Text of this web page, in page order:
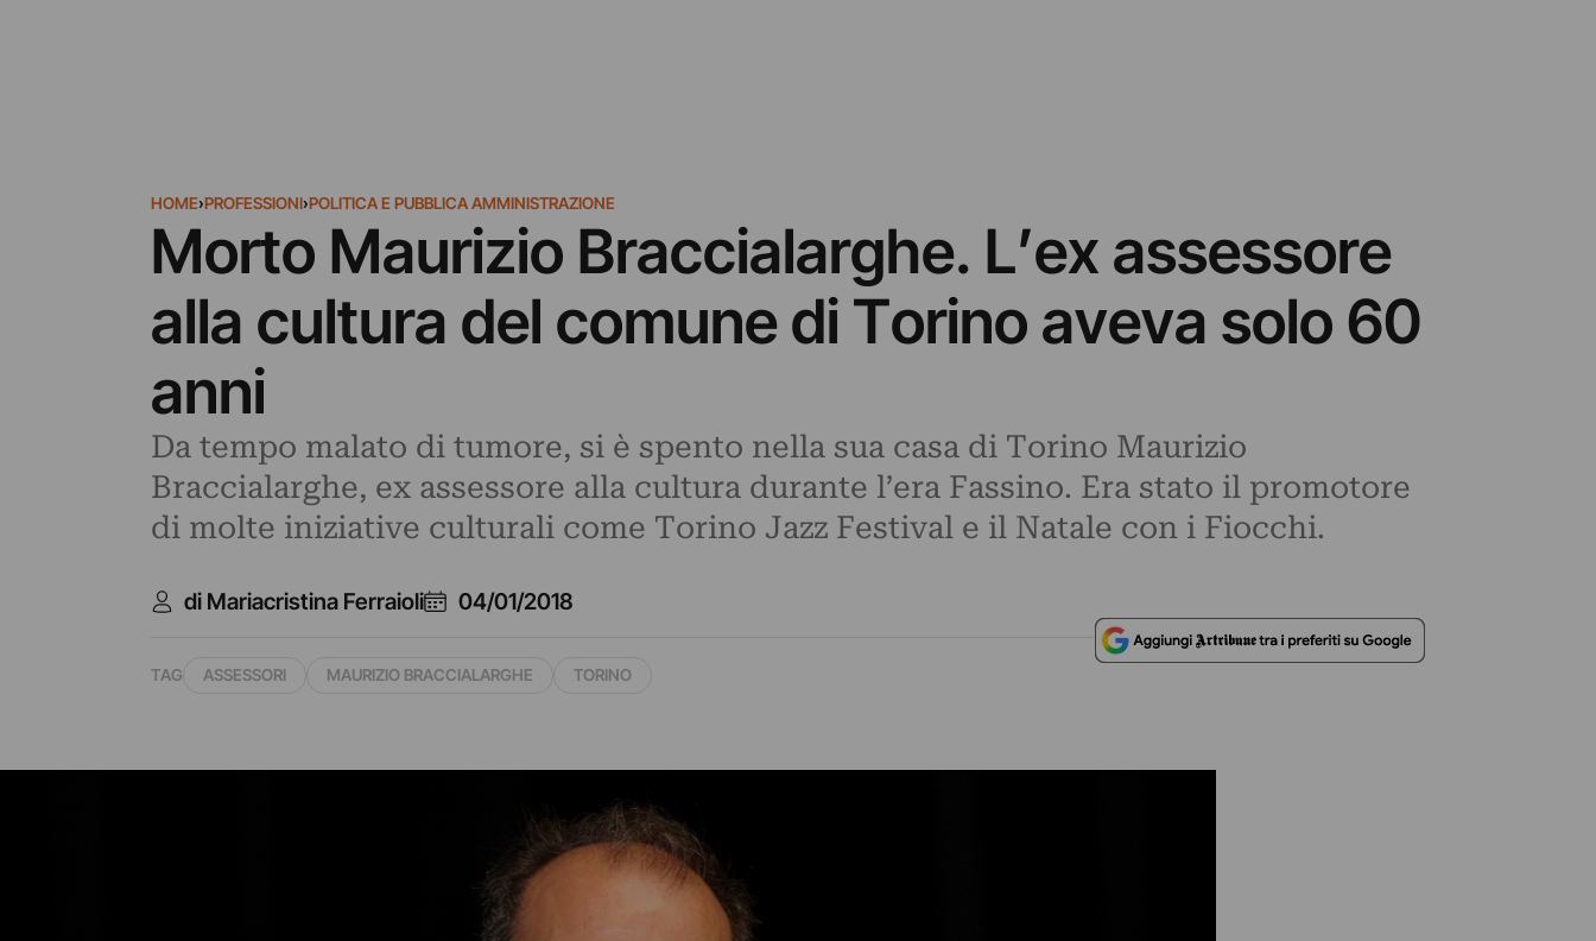
HOME›PROFESSIONI›POLITICA E PUBBLICA AMMINISTRAZIONE
Morto Maurizio Braccialarghe. L’ex assessore
alla cultura del comune di Torino aveva solo 60
anni
Da tempo malato di tumore, si è spento nella sua casa di Torino Maurizio
Braccialarghe, ex assessore alla cultura durante l’era Fassino. Era stato il promotore
di molte iniziative culturali come Torino Jazz Festival e il Natale con i Fiocchi.
di Mariacristina Ferraioli 04/01/2018
TAG ASSESSORI MAURIZIO BRACCIALARGHE TORINO